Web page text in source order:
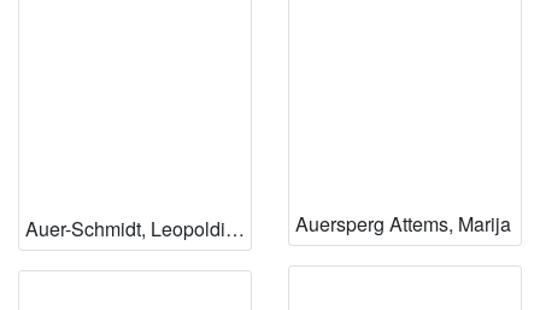
Auer-Schmidt, Leopoldina Auersperg Attems, Marija